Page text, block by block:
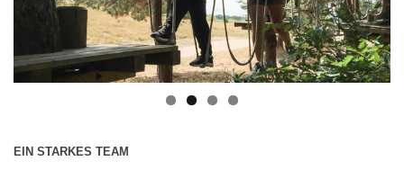
EIN STARKES TEAM